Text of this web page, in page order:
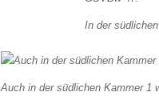
In der
Auch in der südlichen Kammer 1